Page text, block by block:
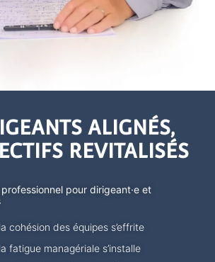
ALIGNÉS,
REVITALISÉS
pour dirigeant·e et
cohésion des équipes s’effrite
fatigue managériale s’installe